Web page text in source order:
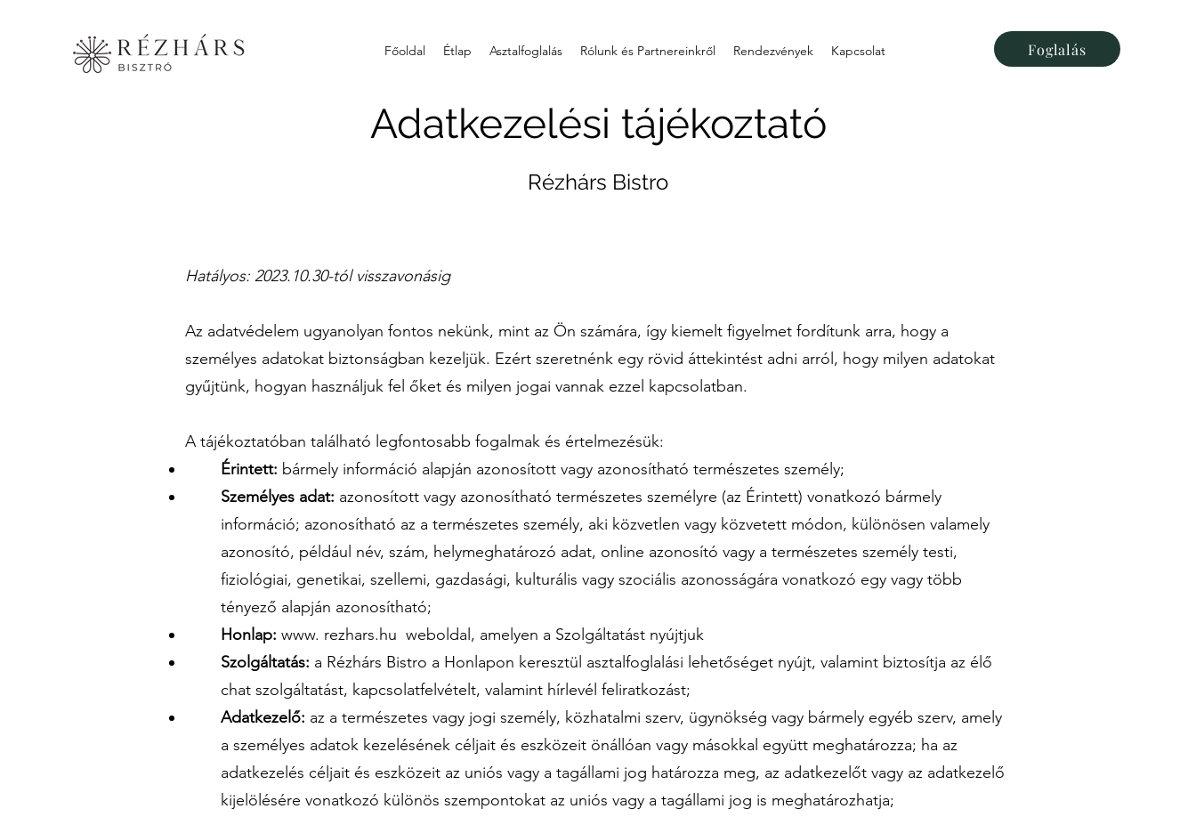
Főoldal Étlap Asztalfoglalás Rólunk és Partnereinkről Rendezvények Kapcsolat Foglalás
Adatkezelési tájékoztató
Rézhárs Bistro
Hatályos: 2023.10.30-tól visszavonásig
Az adatvédelem ugyanolyan fontos nekünk, mint az Ön számára, így kiemelt figyelmet fordítunk arra, hogy a
személyes adatokat biztonságban kezeljük. Ezért szeretnénk egy rövid áttekintést adni arról, hogy milyen adatokat
gyűjtünk, hogyan használjuk fel őket és milyen jogai vannak ezzel kapcsolatban.
A tájékoztatóban található legfontosabb fogalmak és értelmezésük:
Érintett: bármely információ alapján azonosított vagy azonosítható természetes személy;
Személyes adat: azonosított vagy azonosítható természetes személyre (az Érintett) vonatkozó bármely
információ; azonosítható az a természetes személy, aki közvetlen vagy közvetett módon, különösen valamely
azonosító, például név, szám, helymeghatározó adat, online azonosító vagy a természetes személy testi,
fiziológiai, genetikai, szellemi, gazdasági, kulturális vagy szociális azonosságára vonatkozó egy vagy több
tényező alapján azonosítható;
Honlap: www. rezhars.hu weboldal, amelyen a Szolgáltatást nyújtjuk
Szolgáltatás: a Rézhárs Bistro a Honlapon keresztül asztalfoglalási lehetőséget nyújt, valamint biztosítja az élő
chat szolgáltatást, kapcsolatfelvételt, valamint hírlevél feliratkozást;
Adatkezelő: az a természetes vagy jogi személy, közhatalmi szerv, ügynökség vagy bármely egyéb szerv, amely
a személyes adatok kezelésének céljait és eszközeit önállóan vagy másokkal együtt meghatározza; ha az
adatkezelés céljait és eszközeit az uniós vagy a tagállami jog határozza meg, az adatkezelőt vagy az adatkezelő
kijelölésére vonatkozó különös szempontokat az uniós vagy a tagállami jog is meghatározhatja;